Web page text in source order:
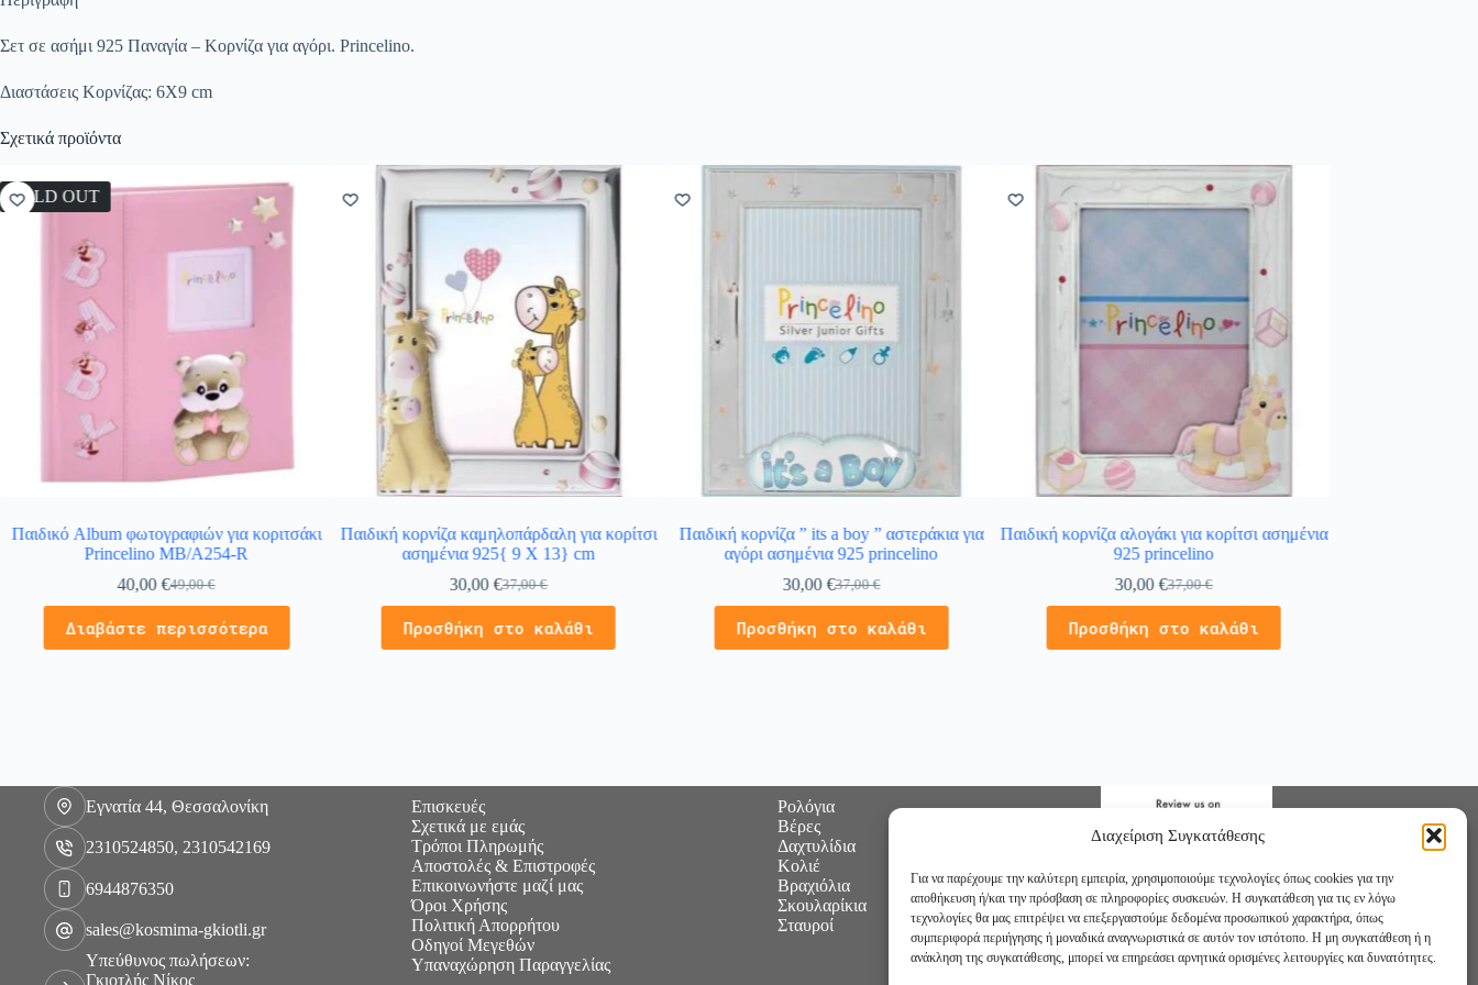
Διαχείριση Συγκατάθεσης
Για να παρέχουμε την καλύτερη εμπειρία, χρησιμοποιούμε τεχνολογίες όπως cookies για την
αποθήκευση ή/και την πρόσβαση σε πληροφορίες συσκευών. Η συγκατάθεση για τις εν λόγω
τεχνολογίες θα μας επιτρέψει να επεξεργαστούμε δεδομένα προσωπικού χαρακτήρα, όπως
συμπεριφορά περιήγησης ή μοναδικά αναγνωριστικά σε αυτόν τον ιστότοπο. Η μη συγκατάθεση ή η
ανάκληση της συγκατάθεσης, μπορεί να επηρεάσει αρνητικά ορισμένες λειτουργίες και δυνατότητες.
Σετ σε ασήμι 925 Παναγία – Κορνίζα για αγόρι. Princelino.
Διαστάσεις Κορνίζας: 6Χ9 cm
Σχετικά προϊόντα
SOLD OUT
Παιδικό Album φωτογραφιών για κοριτσάκι
Princelino MB/A254-R
49,00€
40,00€
Διαβάστε περισσότερα
Παιδική κορνίζα καμηλοπάρδαλη για κορίτσι
ασημένια 925{ 9 X 13} cm
37,00€
30,00€
Προσθήκη στο καλάθι
Παιδική κορνίζα ” its a boy ” αστεράκια για
αγόρι ασημένια 925 princelino
37,00€
30,00€
Προσθήκη στο καλάθι
Παιδική κορνίζα αλογάκι για κορίτσι ασημένια
925 princelino
37,00€
30,00€
Προσθήκη στο καλάθι
Εγνατία 44, Θεσσαλονίκη
2310524850, 2310542169
6944876350
sales@kosmima-gkiotli.gr
Υπεύθυνος πωλήσεων:
Γκιοτλής Νίκος
Επισκευές
Σχετικά με εμάς
Τρόποι Πληρωμής
Αποστολές & Επιστροφές
Επικοινωνήστε μαζί μας
Όροι Χρήσης
Πολιτική Απορρήτου
Οδηγοί Μεγεθών
Υπαναχώρηση Παραγγελίας
Ρολόγια
Βέρες
Δαχτυλίδια
Κολιέ
Βραχιόλια
Σκουλαρίκια
Σταυροί